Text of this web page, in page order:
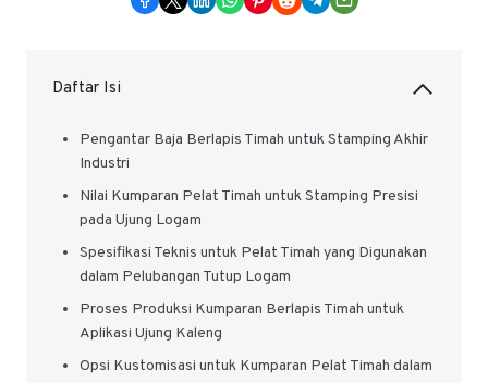
Daftar Isi
Pengantar Baja Berlapis Timah untuk Stamping Akhir
Industri
Nilai Kumparan Pelat Timah untuk Stamping Presisi
pada Ujung Logam
Spesifikasi Teknis untuk Pelat Timah yang Digunakan
dalam Pelubangan Tutup Logam
Proses Produksi Kumparan Berlapis Timah untuk
Aplikasi Ujung Kaleng
Opsi Kustomisasi untuk Kumparan Pelat Timah dalam